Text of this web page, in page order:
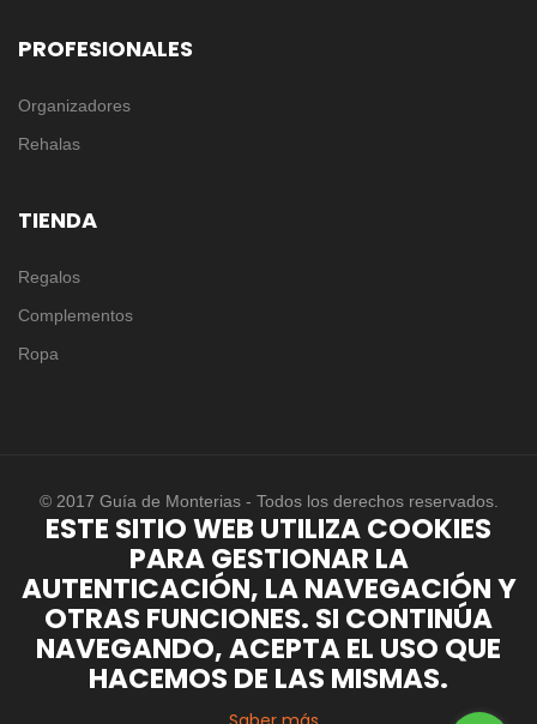
PROFESIONALES
Organizadores
Rehalas
TIENDA
Regalos
Complementos
Ropa
© 2017 Guía de Monterias - Todos los derechos reservados.
ESTE SITIO WEB UTILIZA COOKIES
PARA GESTIONAR LA
AUTENTICACIÓN, LA NAVEGACIÓN Y
OTRAS FUNCIONES. SI CONTINÚA
NAVEGANDO, ACEPTA EL USO QUE
HACEMOS DE LAS MISMAS.